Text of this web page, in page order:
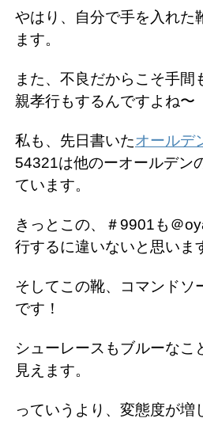
やはり、自分で手を入れた
ます。
また、不良だからこそ手間
親孝行もするんですよね〜
私も、先日書いたオールデ
54321は他のーオールデン
ています。
きっとこの、＃9901も＠
行するに違いないと思いま
そしてこの靴、コマンドソ
です！
シューレースもブルーなこ
見えます。
っていうより、変態度が増